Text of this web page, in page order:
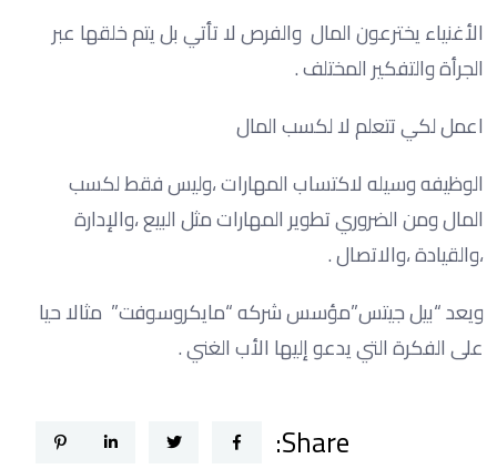
الأغنياء يخترعون المال والفرص لا تأتي بل يتم خلقها عبر
الجرأة والتفكير المختلف .
اعمل لكي تتعلم لا لكسب المال
الوظيفه وسيله لاكتساب المهارات ،وليس فقط لكسب
المال ومن الضروري تطوير المهارات مثل البيع ،والإدارة
،والقيادة ،والاتصال .
ويعد “بيل جيتس”مؤسس شركه “مايكروسوفت” مثالا حيا
على الفكرة التي يدعو إليها الأب الغني .
Share: